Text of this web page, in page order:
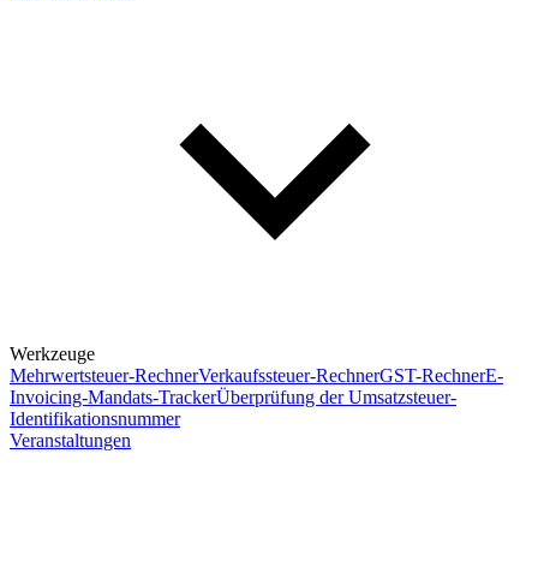
Werkzeuge
Mehrwertsteuer-RechnerVerkaufssteuer-RechnerGST-RechnerE-
Invoicing-Mandats-TrackerÜberprüfung der Umsatzsteuer-
Identifikationsnummer
Veranstaltungen